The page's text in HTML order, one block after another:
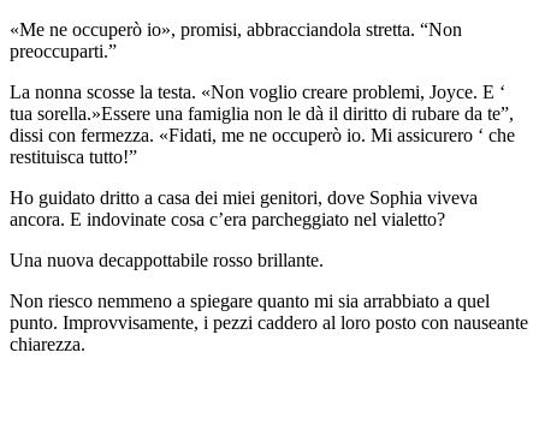
«Me ne occuperò io», promisi, abbracciandola stretta. “Non
preoccuparti.”
La nonna scosse la testa. «Non voglio creare problemi, Joyce. E ‘
tua sorella.»Essere una famiglia non le dà il diritto di rubare da te”,
dissi con fermezza. «Fidati, me ne occuperò io. Mi assicurero ‘ che
restituisca tutto!”
Ho guidato dritto a casa dei miei genitori, dove Sophia viveva
ancora. E indovinate cosa c’era parcheggiato nel vialetto?
Una nuova decappottabile rosso brillante.
Non riesco nemmeno a spiegare quanto mi sia arrabbiato a quel
punto. Improvvisamente, i pezzi caddero al loro posto con nauseante
chiarezza.